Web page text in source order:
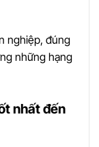
nghiệp, đúng
những hạng
nhất đến